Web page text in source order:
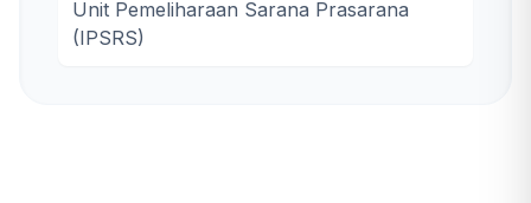
Unit Pemeliharaan Sarana Prasarana
(IPSRS)